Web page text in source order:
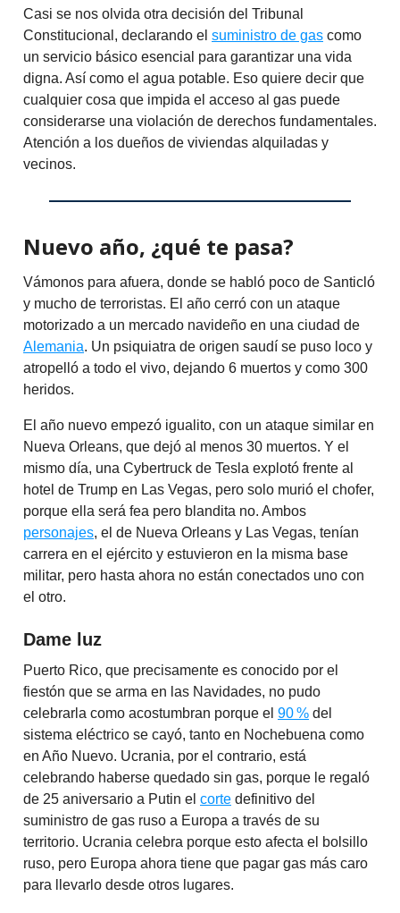
Casi se nos olvida otra decisión del Tribunal
Constitucional, declarando el suministro de gas como
un servicio básico esencial para garantizar una vida
digna. Así como el agua potable. Eso quiere decir que
cualquier cosa que impida el acceso al gas puede
considerarse una violación de derechos fundamentales.
Atención a los dueños de viviendas alquiladas y
vecinos.
Nuevo año, ¿qué te pasa?
Vámonos para afuera, donde se habló poco de Santicló
y mucho de terroristas. El año cerró con un ataque
motorizado a un mercado navideño en una ciudad de
Alemania. Un psiquiatra de origen saudí se puso loco y
atropelló a todo el vivo, dejando 6 muertos y como 300
heridos.
El año nuevo empezó igualito, con un ataque similar en
Nueva Orleans, que dejó al menos 30 muertos. Y el
mismo día, una Cybertruck de Tesla explotó frente al
hotel de Trump en Las Vegas, pero solo murió el chofer,
porque ella será fea pero blandita no. Ambos
personajes, el de Nueva Orleans y Las Vegas, tenían
carrera en el ejército y estuvieron en la misma base
militar, pero hasta ahora no están conectados uno con
el otro.
Dame luz
Puerto Rico, que precisamente es conocido por el
fiestón que se arma en las Navidades, no pudo
celebrarla como acostumbran porque el 90 % del
sistema eléctrico se cayó, tanto en Nochebuena como
en Año Nuevo. Ucrania, por el contrario, está
celebrando haberse quedado sin gas, porque le regaló
de 25 aniversario a Putin el corte definitivo del
suministro de gas ruso a Europa a través de su
territorio. Ucrania celebra porque esto afecta el bolsillo
ruso, pero Europa ahora tiene que pagar gas más caro
para llevarlo desde otros lugares.